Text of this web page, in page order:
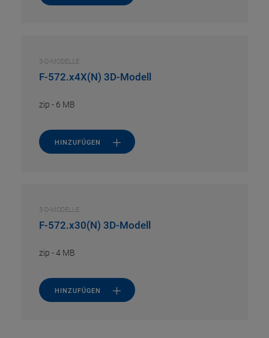
3-D-MODELLE
F-572.x4X(N) 3D-Modell
zip - 6 MB
HINZUFÜGEN
3-D-MODELLE
F-572.x30(N) 3D-Modell
zip -4 MB
HINZUFÜGEN